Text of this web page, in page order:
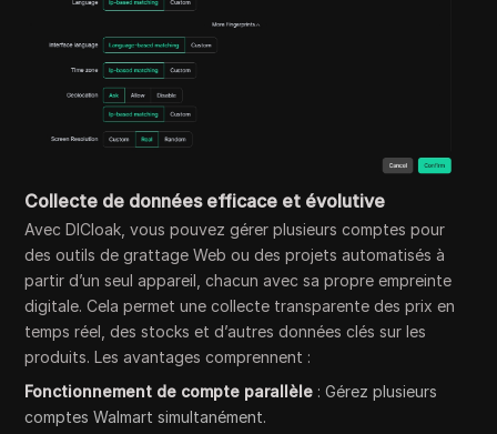
Collecte de données efficace et évolutive
Avec DICloak, vous pouvez gérer plusieurs comptes pour
des outils de grattage Web ou des projets automatisés à
partir d’un seul appareil, chacun avec sa propre empreinte
digitale. Cela permet une collecte transparente des prix en
temps réel, des stocks et d’autres données clés sur les
produits. Les avantages comprennent :
Fonctionnement de compte parallèle : Gérez plusieurs
comptes Walmart simultanément.